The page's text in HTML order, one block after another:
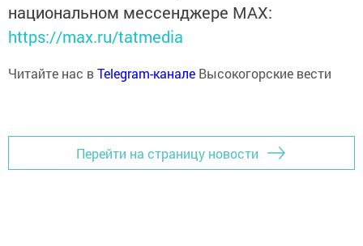
национальном мессенджере MАХ:
https://max.ru/tatmedia
Читайте нас вTelegram-канале Высокогорские вести
Перейти на страницу новости